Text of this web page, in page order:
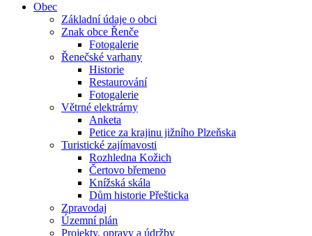
Obec
Základní údaje o obci
Znak obce Řenče
Fotogalerie
Řenečské varhany
Historie
Restaurování
Fotogalerie
Větrné elektrárny
Anketa
Petice za krajinu jižního Plzeňska
Turistické zajímavosti
Rozhledna Kožich
Čertovo břemeno
Knížská skála
Dům historie Přešticka
Zpravodaj
Územní plán
Projekty, opravy a údržby